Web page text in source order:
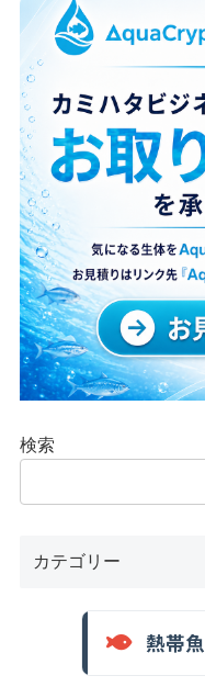
検索
カテゴリー
熱帯魚